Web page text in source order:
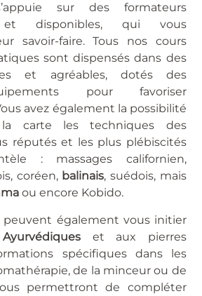
sur des formateurs
et disponibles, qui vous
savoir-faire. Tous nos cours
sont dispensés dans des
et agréables, dotés des
pour favoriser
avez également la possibilité
la carte les techniques des
réputés et les plus plébiscités
: massages californien,
coréen, balinais, suédois, mais
ou encore Kobido.
peuvent également vous initier
Ayurvédiques et aux pierres
spécifiques dans les
de la minceur ou de
permettront de compléter